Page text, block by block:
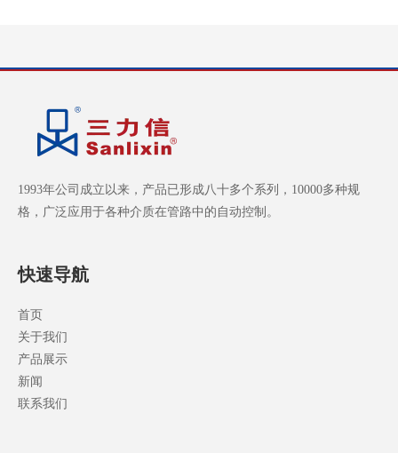
1993年公司成立以来，产品已形成八十多个系列，10000多种规
格，广泛应用于各种介质在管路中的自动控制。
快速导航
首页
关于我们
产品展示
新闻
联系我们